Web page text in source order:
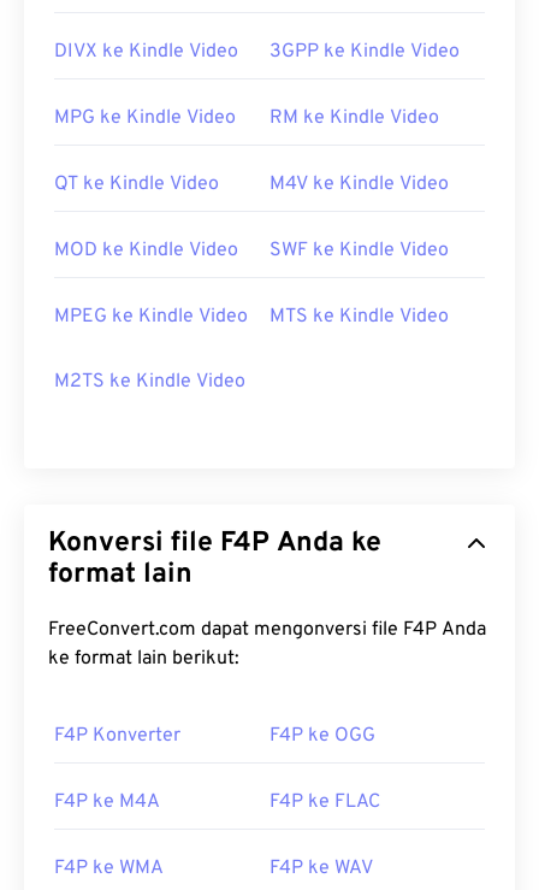
DIVX ke Kindle Video 3GPP ke Kindle Video
MPG ke Kindle Video RM ke Kindle Video
QT ke Kindle Video M4V ke Kindle Video
MOD ke Kindle Video SWF ke Kindle Video
MPEG ke Kindle Video MTS ke Kindle Video
M2TS ke Kindle Video
Konversi file F4P Anda ke
format lain
FreeConvert.com dapat mengonversi file F4P Anda
ke format lain berikut:
F4P Konverter F4P ke OGG
F4P ke M4A F4P ke FLAC
F4P ke WMA F4P ke WAV